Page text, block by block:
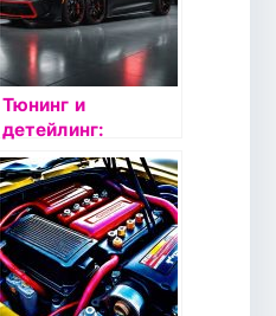
Тюнинг и
детейлинг:
Искусство
преобразования
автомобиля в Pro
Service